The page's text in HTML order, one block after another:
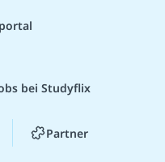
bei Studyflix
Partner